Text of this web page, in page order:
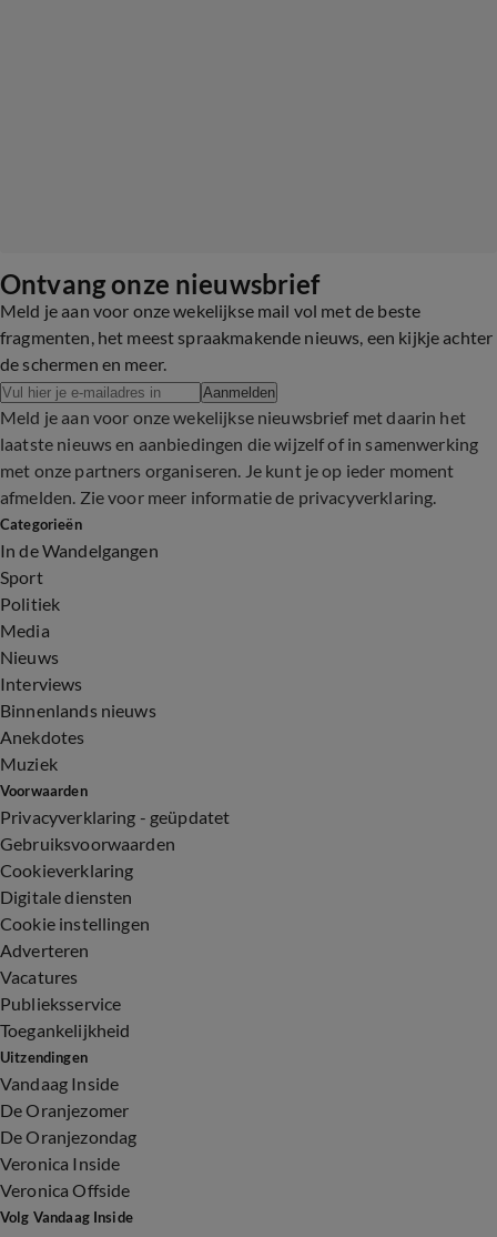
Ontvang onze nieuwsbrief
Meld je aan voor onze wekelijkse mail vol met de beste
fragmenten, het meest spraakmakende nieuws, een kijkje achter
de schermen en meer.
Aanmelden
Meld je aan voor onze wekelijkse nieuwsbrief met daarin het
laatste nieuws en aanbiedingen die wijzelf of in samenwerking
met onze partners organiseren. Je kunt je op ieder moment
afmelden. Zie voor meer informatie de privacyverklaring.
Categorieën
In de Wandelgangen
Sport
Politiek
Media
Nieuws
Interviews
Binnenlands nieuws
Anekdotes
Muziek
Voorwaarden
Privacyverklaring - geüpdatet
Gebruiksvoorwaarden
Cookieverklaring
Digitale diensten
Cookie instellingen
Adverteren
Vacatures
Publieksservice
Toegankelijkheid
Uitzendingen
Vandaag Inside
De Oranjezomer
De Oranjezondag
Veronica Inside
Veronica Offside
Volg Vandaag Inside